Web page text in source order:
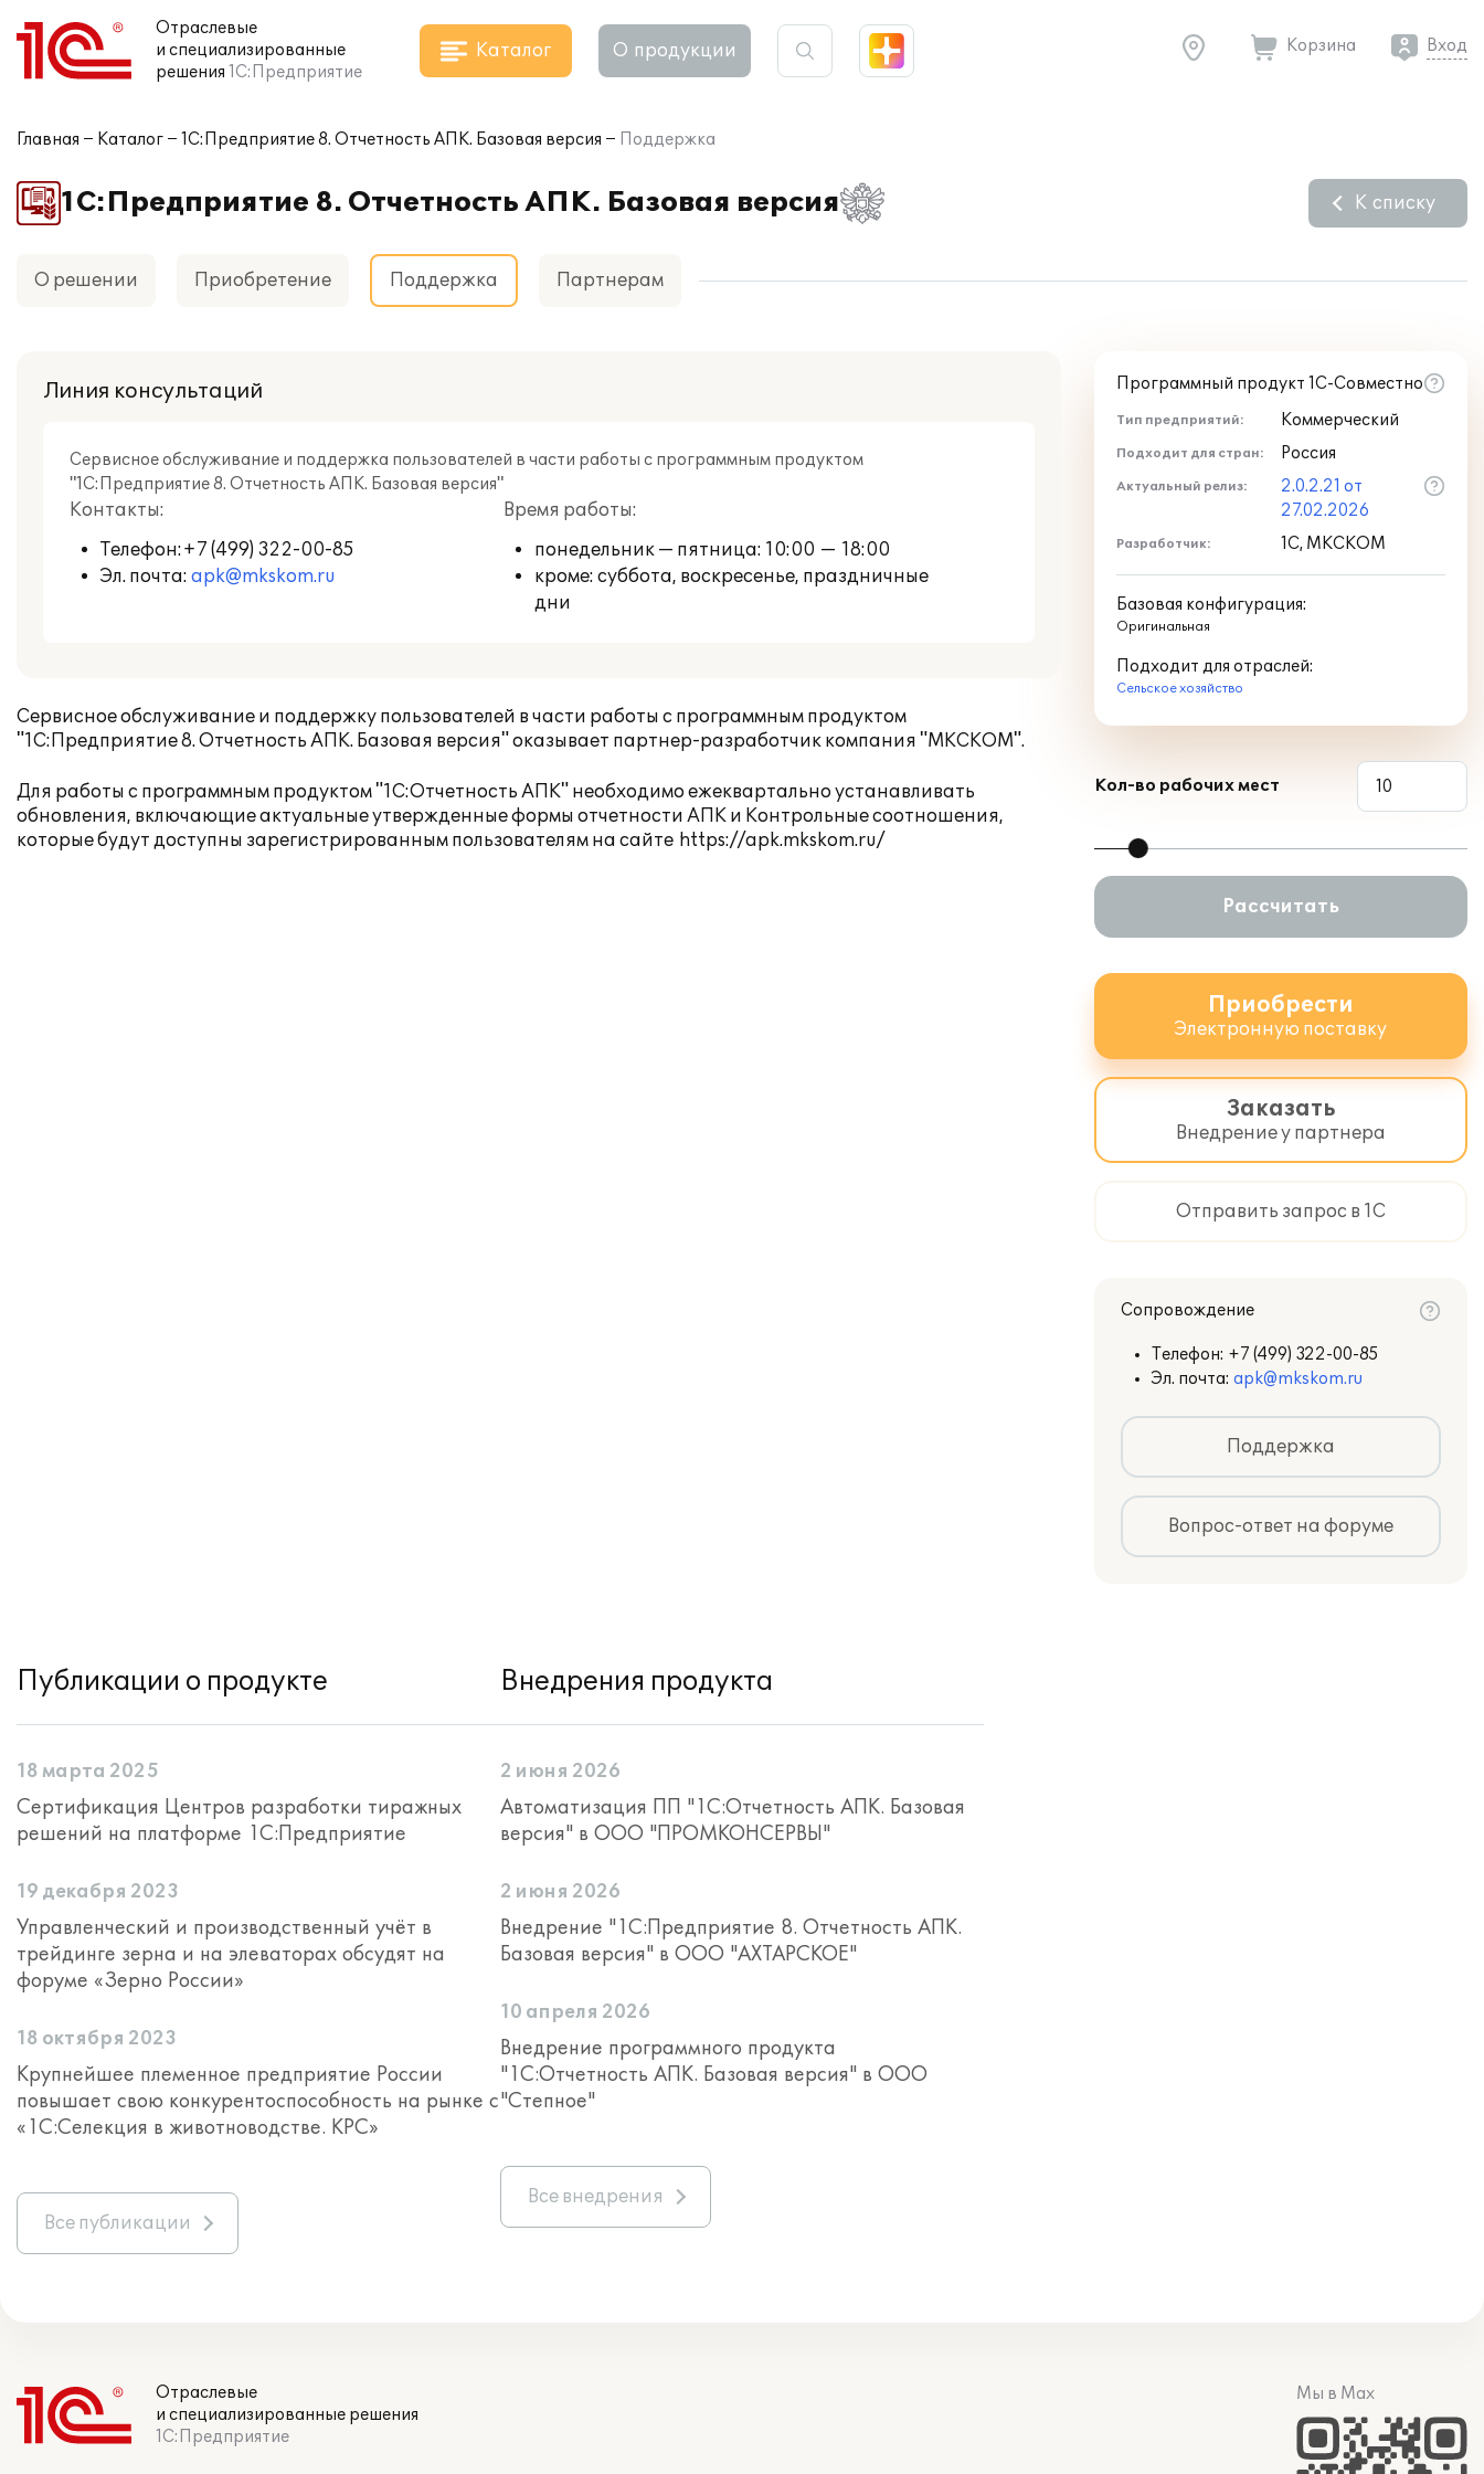
Отраслевые
и специализированные
решения 1С:Предприятие
Каталог О продукции Корзина Вход
Главная Каталог 1С:Предприятие 8. Отчетность АПК. Базовая версия Поддержка
1С:Предприятие 8. Отчетность АПК. Базовая версия К списку
О решении Приобретение Поддержка Партнерам
Линия консультаций
Сервисное обслуживание и поддержка пользователей в части работы с программным продуктом
"1С:Предприятие 8. Отчетность АПК. Базовая версия"
Контакты:
Телефон:+7 (499) 322-00-85
Эл. почта: apk@mkskom.ru
Время работы:
понедельник — пятница: 10:00 — 18:00
кроме: суббота, воскресенье, праздничные
дни
Сервисное обслуживание и поддержку пользователей в части работы с программным продуктом
"1С:Предприятие 8. Отчетность АПК. Базовая версия" оказывает партнер-разработчик компания "МКСКОМ".
Для работы с программным продуктом "1С:Отчетность АПК" необходимо ежеквартально устанавливать
обновления, включающие актуальные утвержденные формы отчетности АПК и Контрольные соотношения,
которые будут доступны зарегистрированным пользователям на сайте https://apk.mkskom.ru/
Программный продукт 1С-Совместно
Тип предприятий: Коммерческий
Подходит для стран: Россия
Актуальный релиз:
2.0.2.21 от
27.02.2026
Разработчик: 1С, МКСКОМ
Базовая конфигурация:
Оригинальная
Подходит для отраслей:
Сельское хозяйство
Кол-во рабочих мест
Рассчитать
Приобрести
Электронную поставку
Заказать
Внедрение у партнера
Отправить запрос в 1С
Сопровождение
Телефон: +7 (499) 322-00-85
Эл. почта: apk@mkskom.ru
Поддержка
Вопрос-ответ на форуме
Публикации о продукте
18 марта 2025
Сертификация Центров разработки тиражных
решений на платформе 1С:Предприятие
19 декабря 2023
Управленческий и производственный учёт в
трейдинге зерна и на элеваторах обсудят на
форуме «Зерно России»
18 октября 2023
Крупнейшее племенное предприятие России
повышает свою конкурентоспособность на рынке с
«1С:Селекция в животноводстве. КРС»
Все публикации
Внедрения продукта
2 июня 2026
Автоматизация ПП "1С:Отчетность АПК. Базовая
версия" в ООО "ПРОМКОНСЕРВЫ"
2 июня 2026
Внедрение "1С:Предприятие 8. Отчетность АПК.
Базовая версия" в ООО "АХТАРСКОЕ"
10 апреля 2026
Внедрение программного продукта
"1С:Отчетность АПК. Базовая версия" в ООО
"Степное"
Все внедрения
Отраслевые
и специализированные решения
1С:Предприятие
Мы в Max